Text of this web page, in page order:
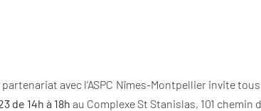
avec l’ASPC Nîmes-Montpellier invite
de 14h à 18h au Complexe St Stanislas, 101 chemin